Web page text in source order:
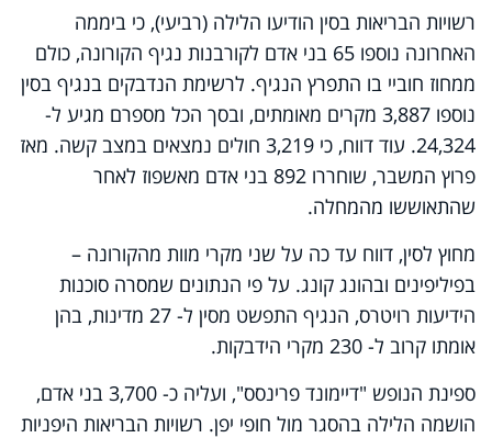
רשויות הבריאות בסין הודיעו הלילה (רביעי), כי ביממה
האחרונה נוספו 65 בני אדם לקורבנות נגיף הקורונה, כולם
ממחוז חוביי בו התפרץ הנגיף. לרשימת הנדבקים בנגיף בסין
נוספו 3,887 מקרים מאומתים, ובסך הכל מספרם מגיע ל-
24,324. עוד דווח, כי 3,219 חולים נמצאים במצב קשה. מאז
פרוץ המשבר, שוחררו 892 בני אדם מאשפוז לאחר
שהתאוששו מהמחלה.
מחוץ לסין, דווח עד כה על שני מקרי מוות מהקורונה –
בפיליפינים ובהונג קונג. על פי הנתונים שמסרה סוכנות
הידיעות רויטרס, הנגיף התפשט מסין ל- 27 מדינות, בהן
אומתו קרוב ל- 230 מקרי הידבקות.
ספינת הנופש "דיימונד פרינסס", ועליה כ- 3,700 בני אדם,
הושמה הלילה בהסגר מול חופי יפן. רשויות הבריאות היפניות